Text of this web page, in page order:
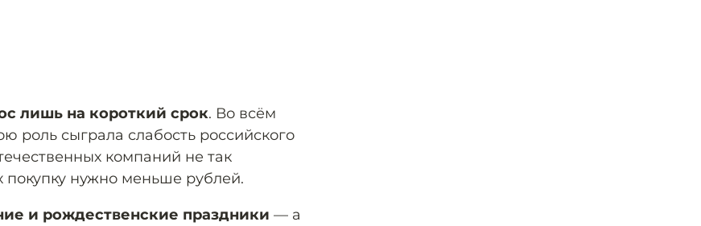
лишь на короткий срок. Во всём
роль сыграла слабость российского
компаний не так
покупку нужно меньше рублей.
и рождественские праздники — а